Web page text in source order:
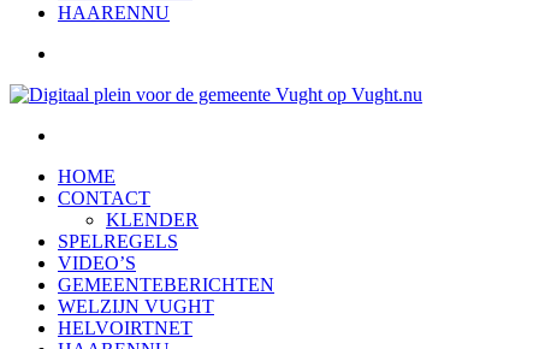
HAARENNU
HOME
CONTACT
KLENDER
SPELREGELS
VIDEO’S
GEMEENTEBERICHTEN
WELZIJN VUGHT
HELVOIRTNET